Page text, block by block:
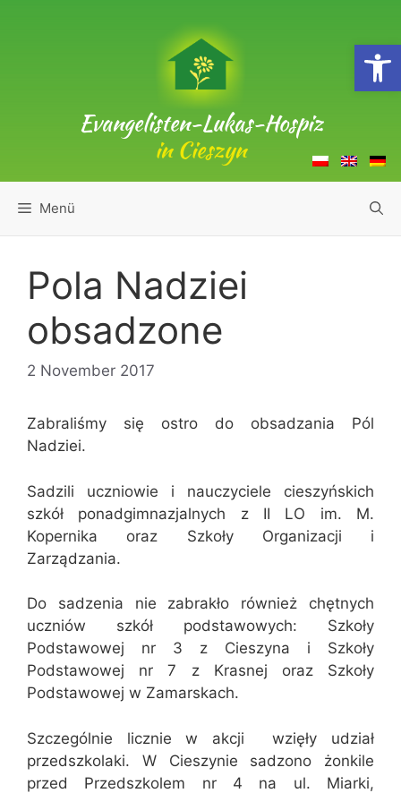
Evangelisten-Lukas-Hospiz
in Cieszyn
Menü
Pola Nadziei
obsadzone
2 November 2017
Zabraliśmy się ostro do obsadzania Pól
Nadziei.
Sadzili uczniowie i nauczyciele cieszyńskich
szkół ponadgimnazjalnych z II LO im. M.
Kopernika oraz Szkoły Organizacji i
Zarządzania.
Do sadzenia nie zabrakło również chętnych
uczniów szkół podstawowych: Szkoły
Podstawowej nr 3 z Cieszyna i Szkoły
Podstawowej nr 7 z Krasnej oraz Szkoły
Podstawowej w Zamarskach.
Szczególnie licznie w akcji wzięły udział
przedszkolaki. W Cieszynie sadzono żonkile
przed Przedszkolem nr 4 na ul. Miarki,